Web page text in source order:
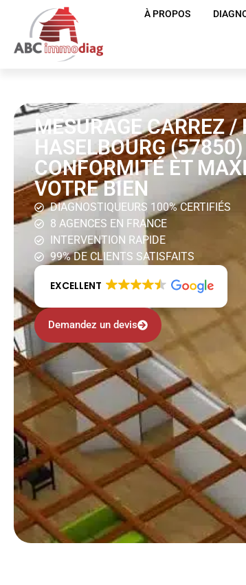
À PROPOS
MESURAGE CARREZ /
HASELBOURG
CONFORMITÉ ET
VOTRE BIEN
DIAGNOSTIQUEURS 100% CERTIFIÉS
8 AGENCES EN FRANCE
INTERVENTION RAPIDE
99% DE CLIENTS SATISFAITS
EXCELLENT
Demandez un devis